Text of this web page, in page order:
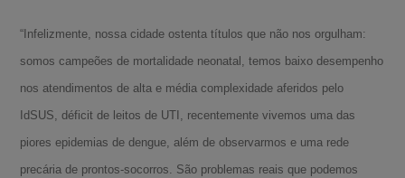
“Infelizmente, nossa cidade ostenta títulos que não nos orgulham:
somos campeões de mortalidade neonatal, temos baixo desempenho
nos atendimentos de alta e média complexidade aferidos pelo
IdSUS, déficit de leitos de UTI, recentemente vivemos uma das
piores epidemias de dengue, além de observarmos e uma rede
precária de prontos-socorros. São problemas reais que podemos